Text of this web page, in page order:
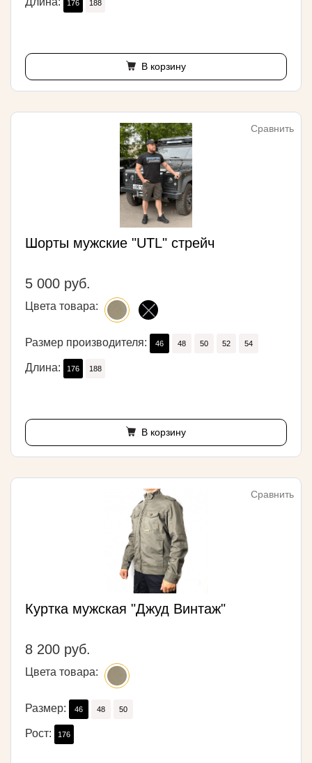
176 188
В корзину
Сравнить
Шорты мужские "UTL" стрейч
5 000 руб.
Цвета товара:
Размер производителя: 46 48 50 52 54
Длина: 176 188
В корзину
Сравнить
Куртка мужская "Джуд Винтаж"
8 200 руб.
Цвета товара:
Размер: 46 48 50
Рост: 176